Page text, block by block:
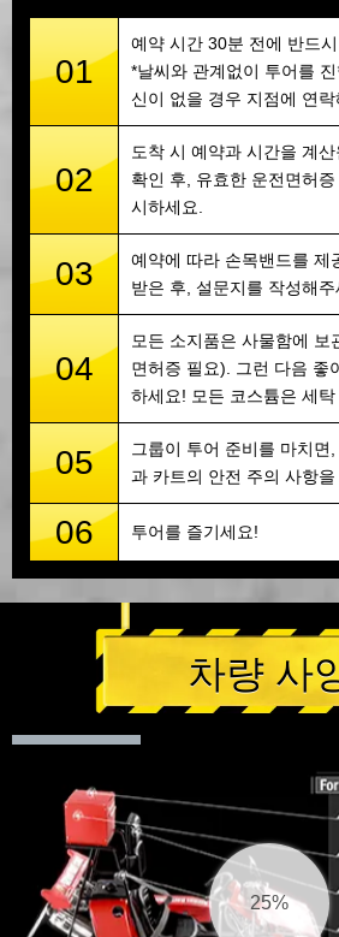
01
예약 시간 30분 전에 반드
*날씨와 관계없이 투어를
신이 없을 경우 지점에 연
02
도착 시 예약과 시간을 계
확인 후, 유효한 운전면허
시하세요.
03
예약에 따라 손목밴드를 제
받은 후, 설문지를 작성해주
04
모든 소지품은 사물함에 보
면허증 필요). 그런 다음 좋
하세요! 모든 코스튬은 세
05
그룹이 투어 준비를 마치면
과 카트의 안전 주의 사항
06 투어를 즐기세요!
차량 사
26%